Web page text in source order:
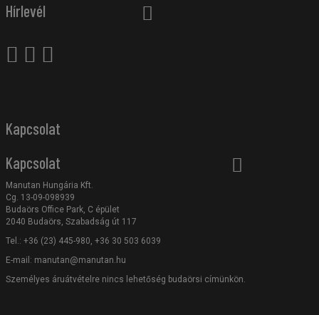
Hírlevél
Kapcsolat
Kapcsolat
Manutan Hungária Kft.
Cg. 13-09-098939
Budaörs Office Park, C épület
2040 Budaörs, Szabadság út 117
Tel.: +36 (23) 445-980, +36 30 503 6039
E-mail: manutan@manutan.hu
Személyes áruátvételre nincs lehetőség budaörsi címünkön.